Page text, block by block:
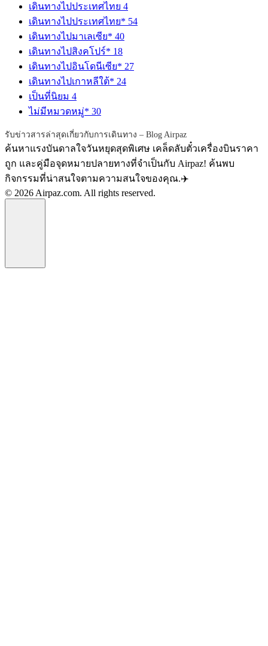
เดินทางไปประเทศไทย 4
เดินทางไปประเทศไทย* 54
เดินทางไปมาเลเซีย* 40
เดินทางไปสิงคโปร์* 18
เดินทางไปอินโดนีเซีย* 27
เดินทางไปเกาหลีใต้* 24
เป็นที่นิยม 4
ไม่มีหมวดหมู่* 30
รับข่าวสารล่าสุดเกี่ยวกับการเดินทาง – Blog Airpaz
ค้นหาแรงบันดาลใจวันหยุดสุดพิเศษ เคล็ดลับตั๋วเครื่องบินราคา
ถูก และคู่มือจุดหมายปลายทางที่จำเป็นกับ Airpaz! ค้นพบ
กิจกรรมที่น่าสนใจตามความสนใจของคุณ.✈️
© 2026 Airpaz.com. All rights reserved.